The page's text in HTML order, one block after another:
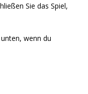
Sie das Spiel,
wenn du